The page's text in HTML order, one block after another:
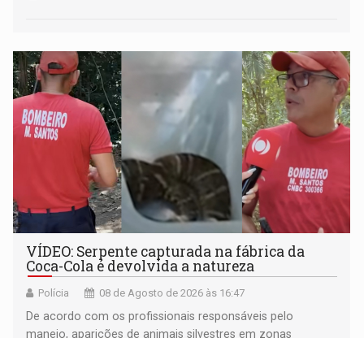
VÍDEO: Serpente capturada na fábrica da
Coca-Cola é devolvida a natureza
Polícia 08 de Agosto de 2026 às 16:47
De acordo com os profissionais responsáveis pelo
manejo, aparições de animais silvestres em zonas